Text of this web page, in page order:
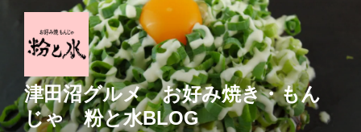
へ
ス
津田沼グルメ お好み焼き・もん
じゃ 粉と水BLOG